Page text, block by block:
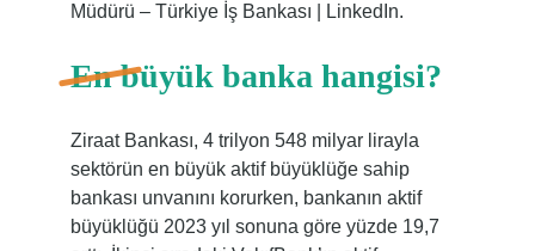
Müdürü – Türkiye İş Bankası | LinkedIn.
En büyük banka hangisi?
Ziraat Bankası, 4 trilyon 548 milyar lirayla
sektörün en büyük aktif büyüklüğe sahip
bankası unvanını korurken, bankanın aktif
büyüklüğü 2023 yıl sonuna göre yüzde 19,7